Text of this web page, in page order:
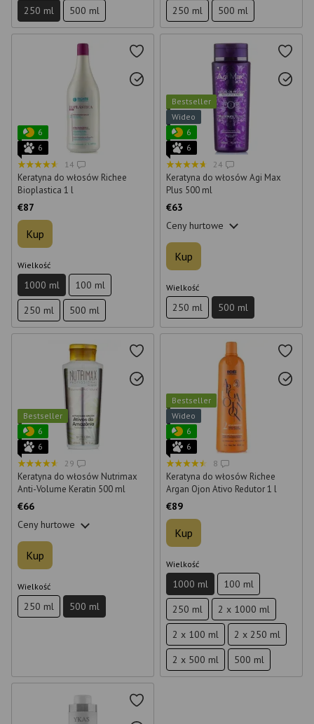
250 ml
500 ml
250 ml
500 ml
6
6
14
Keratyna do włosów Richee
Bioplastica 1 l
€87
Kup
Wielkość
1000 ml
100 ml
250 ml
500 ml
Bestseller
Wideo
6
6
24
Keratyna do włosów Agi Max
Plus 500 ml
€63
Ceny hurtowe
Kup
Wielkość
250 ml 500 ml
Bestseller
6
6
29
Keratyna do włosów Nutrimax
Anti-Volume Keratin 500 ml
€66
Ceny hurtowe
Kup
Wielkość
250 ml 500 ml
Bestseller
Wideo
6
6
8
Keratyna do włosów Richee
Argan Ojon Ativo Redutor 1 l
€89
Kup
Wielkość
1000 ml
100 ml
250 ml
2 x 1000 ml
2 x 100 ml
2 x 250 ml
2 x 500 ml
500 ml